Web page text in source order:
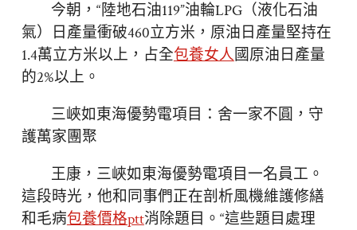
今朝，“陸地石油119”油輪LPG（液化石油
氣）日產量衝破460立方米，原油日產量堅持在
1.4萬立方米以上，占全包養女人國原油日產量
的2%以上。
三峽如東海優勢電項目：舍一家不圓，守
護萬家團聚
王康，三峽如東海優勢電項目一名員工。
這段時光，他和同事們正在剖析風機維護修繕
和毛病包養價格ptt消除題目。“這些題目處理